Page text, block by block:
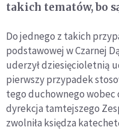
takich tematów, bo
Do jednego z takich
podstawowej w Czarnej
uderzył dziesięcioletnią
pierwszy przypadek
tego duchownego
dyrekcja tamtejszego
zwolniła księdza